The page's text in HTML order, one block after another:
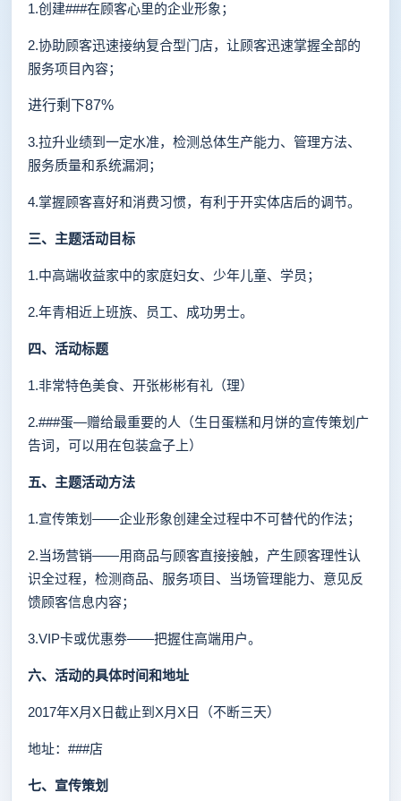
1.创建###在顾客心里的企业形象；
2.协助顾客迅速接纳复合型门店，让顾客迅速掌握全部的
服务项目內容；
进行剩下87%
3.拉升业绩到一定水准，检测总体生产能力、管理方法、
服务质量和系统漏洞；
4.掌握顾客喜好和消费习惯，有利于开实体店后的调节。
三、 主题活动目标
1.中高端收益家中的家庭妇女、少年儿童、学员；
2.年青相近上班族、员工、成功男士。
四、 活动标题
1.非常特色美食、开张彬彬有礼（理）
2.###蛋—赠给最重要的人（生日蛋糕和月饼的宣传策划广
告词，可以用在包装盒子上）
五、 主题活动方法
1.宣传策划——企业形象创建全过程中不可替代的作法；
2.当场营销——用商品与顾客直接接触，产生顾客理性认
识全过程，检测商品、服务项目、当场管理能力、意见反
馈顾客信息内容；
3.VIP卡或优惠劵——把握住高端用户。
六、 活动的具体时间和地址
2017年X月X日截止到X月X日（不断三天）
地址：###店
七、 宣传策划